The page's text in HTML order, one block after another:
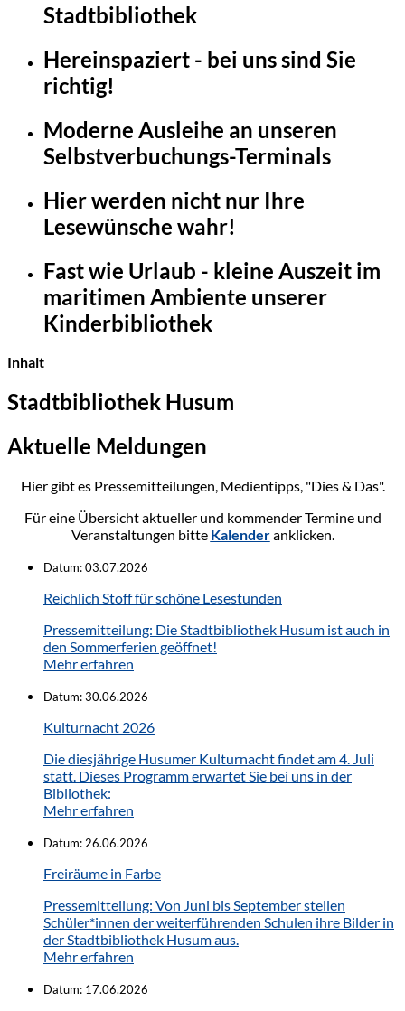
Stadtbibliothek
Hereinspaziert - bei uns sind Sie
richtig!
Moderne Ausleihe an unseren
Selbstverbuchungs-Terminals
Hier werden nicht nur Ihre
Lesewünsche wahr!
Fast wie Urlaub - kleine Auszeit im
maritimen Ambiente unserer
Kinderbibliothek
Inhalt
Stadtbibliothek Husum
Aktuelle Meldungen
Hier gibt es Pressemitteilungen, Medientipps, "Dies & Das".
Für eine Übersicht aktueller und kommender Termine und
Veranstaltungen bitte Kalenderanklicken.
Datum:03.07.2026
Reichlich Stoff für schöne Lesestunden
Pressemitteilung: Die Stadtbibliothek Husum ist auch in
den Sommerferien geöffnet!
Mehr erfahren
Datum:30.06.2026
Kulturnacht 2026
Die diesjährige Husumer Kulturnacht findet am 4. Juli
statt. Dieses Programm erwartet Sie bei uns in der
Bibliothek:
Mehr erfahren
Datum: 26.06.2026
Freiräume in Farbe
Pressemitteilung: Von Juni bis September stellen
Schüler*innen der weiterführenden Schulen ihre Bilder in
der Stadtbibliothek Husum aus.
Mehr erfahren
Datum: 17.06.2026